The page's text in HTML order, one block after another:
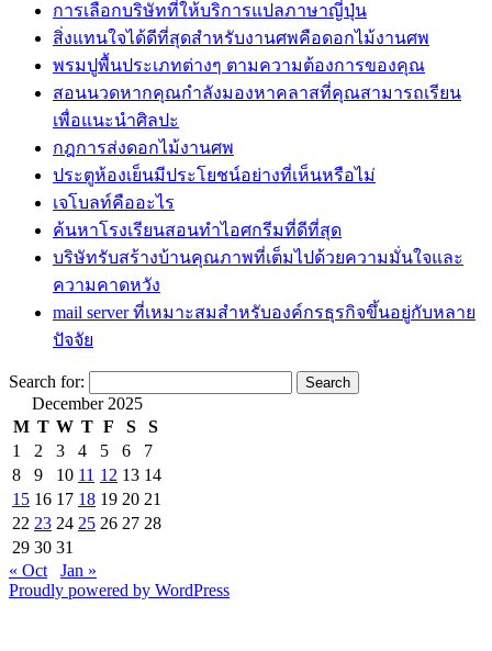
การเลือกบริษัทที่ให้บริการแปลภาษาญี่ปุ่น
สิ่งแทนใจได้ดีที่สุดสำหรับงานศพคือดอกไม้งานศพ
พรมปูพื้นประเภทต่างๆ ตามความต้องการของคุณ
สอนนวดหากคุณกำลังมองหาคลาสที่คุณสามารถเรียน
เพื่อแนะนำศิลปะ
กฎการส่งดอกไม้งานศพ
ประตูห้องเย็นมีประโยชน์อย่างที่เห็นหรือไม่
เจโบลท์คืออะไร
ค้นหาโรงเรียนสอนทำไอศกรีมที่ดีที่สุด
บริษัทรับสร้างบ้านคุณภาพที่เต็มไปด้วยความมั่นใจและ
ความคาดหวัง
mail server ที่เหมาะสมสำหรับองค์กรธุรกิจขึ้นอยู่กับหลาย
ปัจจัย
Search for:
December 2025
M T W T F S
S
1
2 3 4 5 6
7
8
9 10 11 12 13 14
15 16 17 18 19 20 21
22 23 24 25 26 27 28
29 30 31
« Oct
Jan »
Proudly powered by WordPress